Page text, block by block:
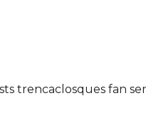
trencaclosques fan